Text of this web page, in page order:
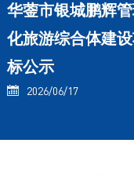
华蓥市银城鹏辉
化旅游综合体建
标公示
 2026/06/17